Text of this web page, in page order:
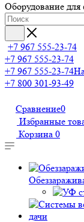
Оборудование
+7 967 555-23-74
+7 967 555-23-74
+7 967 555-23-74
+7 800 301-93-49
Сравнение0
Избранные
Корзина 0